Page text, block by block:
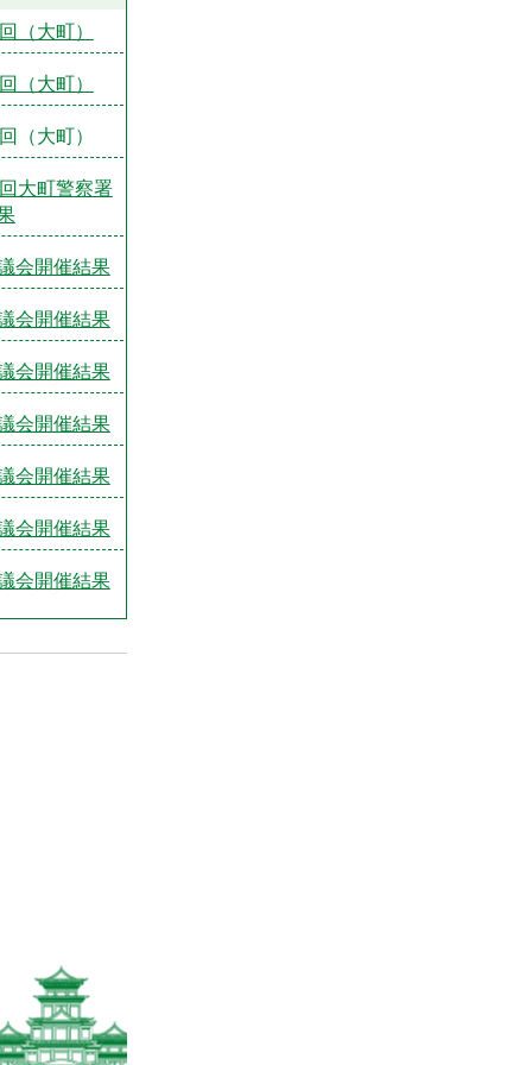
（大町）
（大町）
（大町）
大町警察署
会開催結果
会開催結果
会開催結果
会開催結果
会開催結果
会開催結果
会開催結果